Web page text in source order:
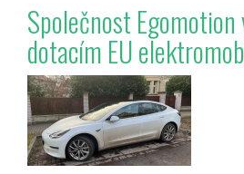
Společnost
dotacím EU